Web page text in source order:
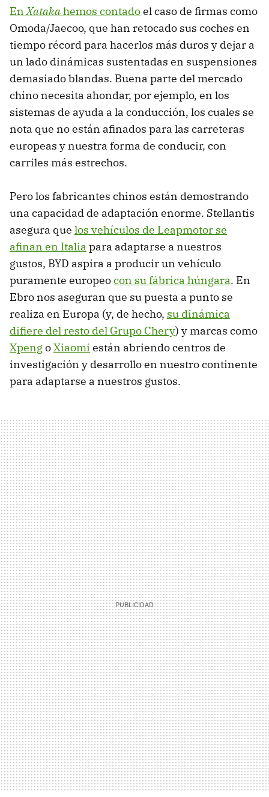
En Xatakahemos contadoel caso de firmas como
Omoda/Jaecoo, que han retocado sus coches en
tiempo récord para hacerlos más duros y dejar a
un lado dinámicas sustentadas en suspensiones
demasiado blandas. Buena parte del mercado
chino necesita ahondar, por ejemplo, en los
sistemas de ayuda a la conducción, los cuales se
nota que no están afinados para las carreteras
europeas y nuestra forma de conducir, con
carriles más estrechos.
Pero los fabricantes chinos están demostrando
una capacidad de adaptación enorme. Stellantis
asegura que los vehículos de Leapmotor se
afinan en Italia para adaptarse a nuestros
gustos, BYD aspira a producir un vehículo
puramente europeocon su fábrica húngara. En
Ebro nos aseguran que su puesta a punto se
realiza en Europa (y, de hecho, su dinámica
difiere del resto del Grupo Chery) y marcas como
XpengoXiaomi están abriendo centros de
investigación y desarrollo en nuestro continente
para adaptarse a nuestros gustos.